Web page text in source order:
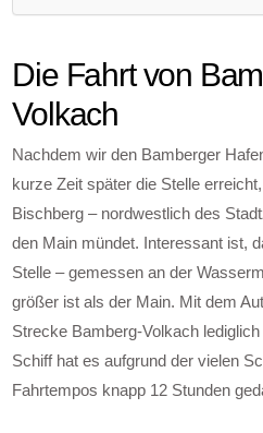
Die Fahrt von
Volkach
Nachdem wir den Bamberger
kurze Zeit später die Stelle
Bischberg – nordwestlich des
den Main mündet. Interessant ist,
Stelle – gemessen an der
größer ist als der Main. Mit dem
Strecke Bamberg-Volkach
Schiff hat es aufgrund der vielen
Fahrtempos knapp 12 Stunden